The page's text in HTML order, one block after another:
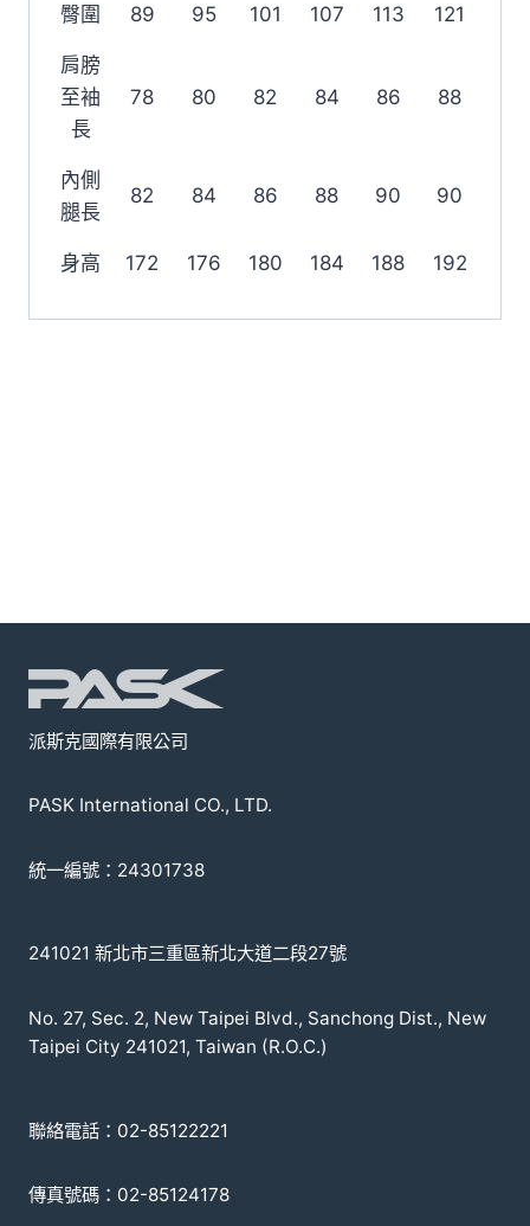
臀圍 89 95 101 107 113 121
肩膀
至袖
長
78 80 82 84 86 88
內側
腿長
82 84 86 88 90 90
身高 172 176 180 184 188 192
派斯克國際有限公司
PASK International CO., LTD.
統一編號：24301738
241021 新北市三重區新北大道二段27號
No. 27, Sec. 2, New Taipei Blvd., Sanchong Dist., New
Taipei City 241021, Taiwan (R.O.C.)
聯絡電話：02-85122221
傳真號碼：02-85124178